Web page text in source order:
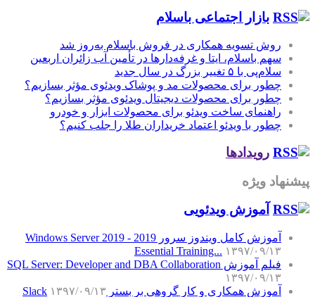
بازار اجتماعی باسلام
روش تسویه همکاری در فروش باسلام به‌روز شد
سهم باسلام، ایتا و غرفه‌دارها در تأمین آب زائران اربعین
سلام‌پی با ۵ تغییر بزرگ در سال جدید
چطور برای محصولات مد و پوشاک ویدئوی مؤثر بسازیم؟
چطور برای محصولات دیجیتال ویدئوی مؤثر بسازیم؟
راهنمای ساخت ویدئو برای محصولات ابزار و خودرو
چطور با ویدئو اعتماد خریداران طلا را جلب کنیم؟
رویدادها
پیشنهاد ویژه
آموزش‌ ویدئویی
آموزش کامل ویندوز سرور 2019 - Windows Server 2019
Essential Training... ۱۳۹۷/۰۹/۱۳
فیلم آموزش SQL Server: Developer and DBA Collaboration
۱۳۹۷/۰۹/۱۳
آموزش همکاری و کار گروهی بر بستر Slack ۱۳۹۷/۰۹/۱۳